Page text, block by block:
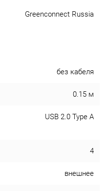
Greenconnect Russia
без кабеля
0.15 м
USB 2.0 Type A
4
внешнее